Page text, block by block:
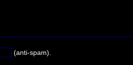
(anti-spam).